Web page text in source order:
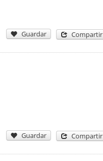
Guardar Compartir
Guardar Compartir